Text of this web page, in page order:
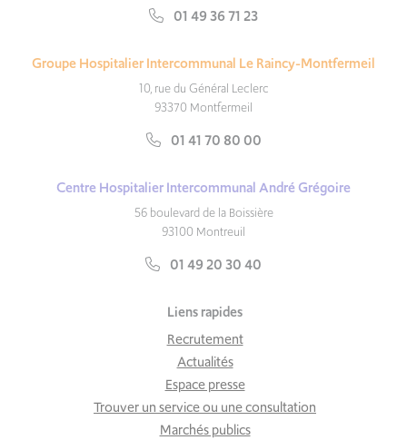
01 49 36 71 23
Groupe Hospitalier Intercommunal Le Raincy-Montfermeil
10, rue du Général Leclerc
93370 Montfermeil
01 41 70 80 00
Centre Hospitalier Intercommunal André Grégoire
56 boulevard de la Boissière
93100 Montreuil
01 49 20 30 40
Liens rapides
Recrutement
Actualités
Espace presse
Trouver un service ou une consultation
Marchés publics